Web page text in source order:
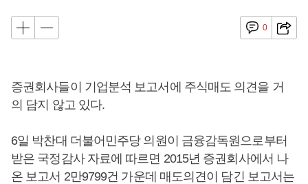
0
증권회사들이 기업분석 보고서에 주식매도 의견을 거
의 담지 않고 있다.
6일 박찬대 더불어민주당 의원이 금융감독원으로부터
받은 국정감사 자료에 따르면 2015년 증권회사에서 나
온 보고서 2만9799건 가운데 매도의견이 담긴 보고서는